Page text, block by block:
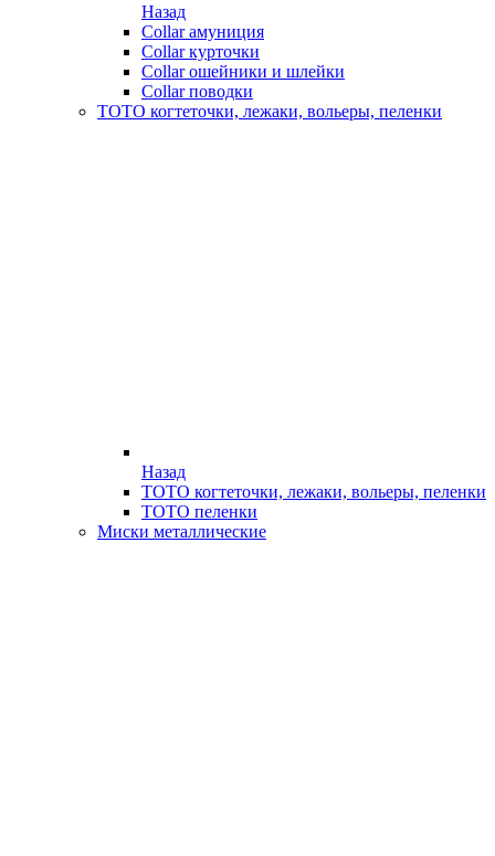
Назад
Collar амуниция
Collar курточки
Collar ошейники и шлейки
Collar поводки
ТОТО когтеточки, лежаки, вольеры, пеленки
Назад
ТОТО когтеточки, лежаки, вольеры, пеленки
ТОТО пеленки
Миски металлические